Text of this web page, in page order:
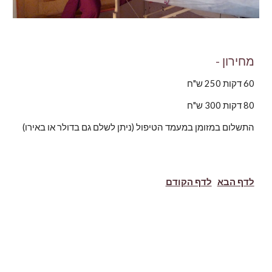
מחירון -
60 דקות 250 ש"ח
80 דקות 300 ש"ח
התשלום במזומן במעמד הטיפול (ניתן לשלם גם בדולר או באירו)
לדף הבא לדף הקודם